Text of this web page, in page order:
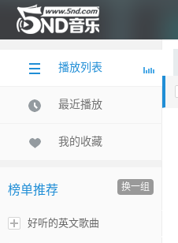
播放列表
最近播放
我的收藏
榜单推荐 换一组
好听的英文歌曲